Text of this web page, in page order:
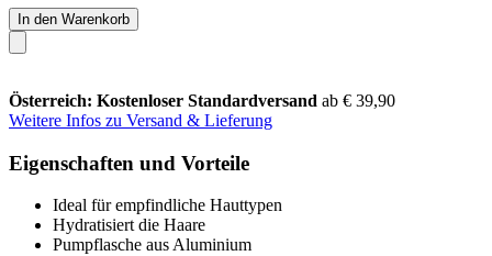
In den Warenkorb
Österreich: Kostenloser Standardversand ab € 39,90
Weitere Infos zu Versand & Lieferung
Eigenschaften und Vorteile
Ideal für empfindliche Hauttypen
Hydratisiert die Haare
Pumpflasche aus Aluminium